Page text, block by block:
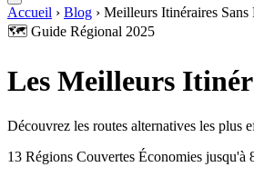
Accueil › Blog › Meilleurs Itinéraires Sans
🗺️ Guide Régional 2025
Les Meilleurs
Découvrez les routes alternatives les plus
13 Régions Couvertes Économies jusqu'à